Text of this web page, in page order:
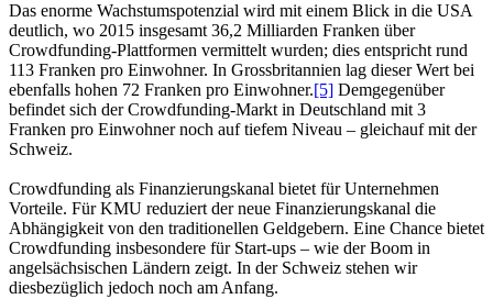
Das enorme Wachstumspotenzial wird mit einem Blick in die USA
deutlich, wo 2015 insgesamt 36,2 Milliarden Franken über
Crowdfunding-Plattformen vermittelt wurden; dies entspricht rund
113 Franken pro Einwohner. In Grossbritannien lag dieser Wert bei
ebenfalls hohen 72 Franken pro Einwohner.[5] Demgegenüber
befindet sich der Crowdfunding-Markt in Deutschland mit 3
Franken pro Einwohner noch auf tiefem Niveau – gleichauf mit der
Schweiz.
Crowdfunding als Finanzierungskanal bietet für Unternehmen
Vorteile. Für KMU reduziert der neue Finanzierungskanal die
Abhängigkeit von den traditionellen Geldgebern. Eine Chance bietet
Crowdfunding insbesondere für Start-ups – wie der Boom in
angelsächsischen Ländern zeigt. In der Schweiz stehen wir
diesbezüglich jedoch noch am Anfang.